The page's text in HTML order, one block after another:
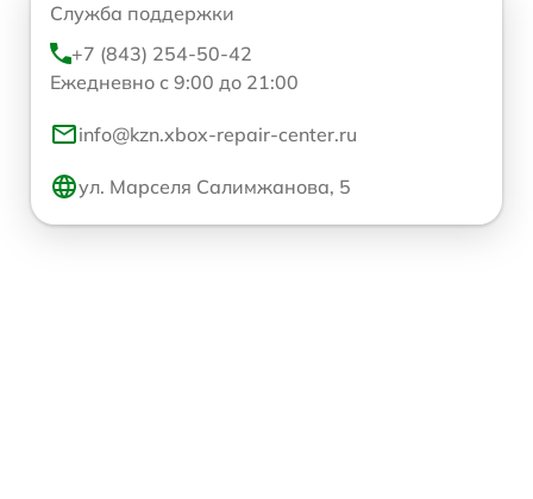
Служба поддержки
+7 (843) 254-50-42
Ежедневно с 9:00 до 21:00
info@kzn.xbox-repair-center.ru
ул. Марселя Салимжанова, 5